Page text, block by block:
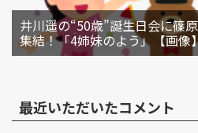
井川遥の“50歳”誕生日会に篠
集結！「4姉妹のよう」【画像
最近いただいたコメント